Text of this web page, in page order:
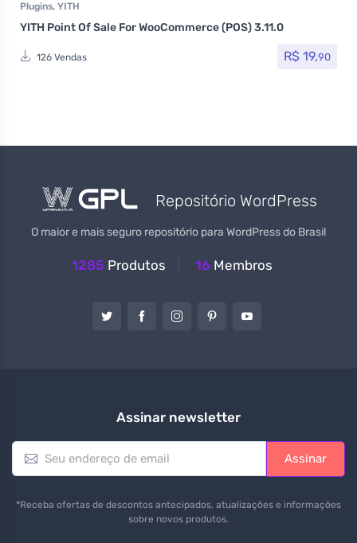
Plugins, YITH
YITH Point Of Sale For WooCommerce (POS) 3.11.0
126 Vendas R$ 19,90
Repositório WordPress
O maior e mais seguro repositório para WordPress do Brasil
1285 Produtos 16 Membros
Assinar newsletter
E
a
Assinar
*Receba ofertas de descontos antecipados, atualizações e informações
sobre novos produtos.